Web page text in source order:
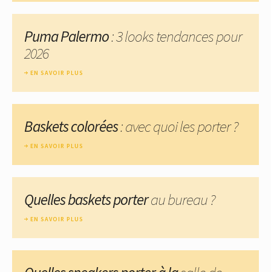
Puma Palermo: 3 looks tendances pour
2026
EN SAVOIR PLUS
Baskets colorées: avec quoi les porter ?
EN SAVOIR PLUS
Quelles baskets porterau bureau ?
EN SAVOIR PLUS